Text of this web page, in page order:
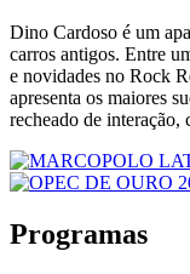
Dino Cardoso é um
carros antigos. Entre
e novidades no Rock
apresenta os maiores
recheado de interação,
Programas